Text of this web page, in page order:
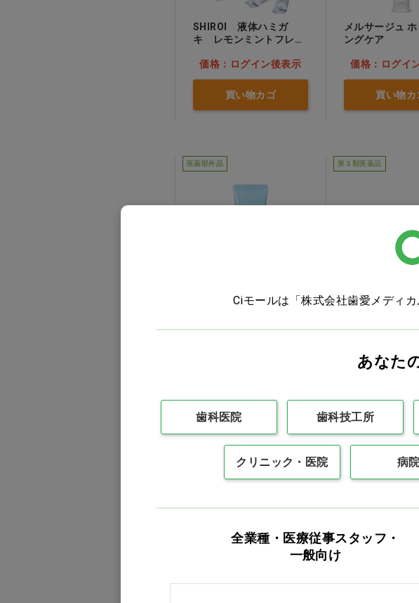
SHIROI 液体ハミガ
キ レモンミントフレー
価格：ログイン後表示
買い物カゴ
メルサージュ
ングケア
価格：ログイ
買い物カ
医薬部外品
メルサージュ ヒスケア
第３類医薬品
アセス [佐藤製
買い物カ
ズベリースムージー…他
ナナ…他
Ciモールは「株式会社歯愛メディ
あなた
歯科医院 歯科技工所
クリニック・医院 病
全業種・医療従事スタッフ・
一般向け